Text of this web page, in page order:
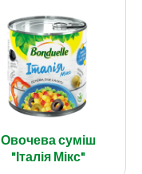
Овочева суміш
"Італія Мікс"